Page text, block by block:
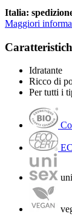
Italia:
Maggiori
Idratante
Ricco di
Per tutti i